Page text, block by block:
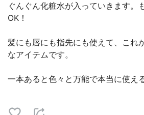
ぐんぐん化粧水が入っていきます。
OK！
髪にも唇にも指先にも使えて、これ
なアイテムです。
一本あると色々と万能で本当に使え